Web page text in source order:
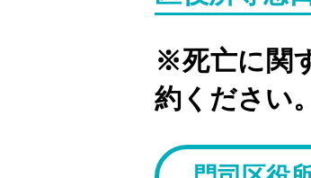
※死亡に関
約ください。